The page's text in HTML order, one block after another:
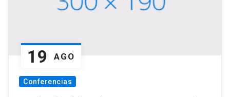
19 AGO
Conferencias